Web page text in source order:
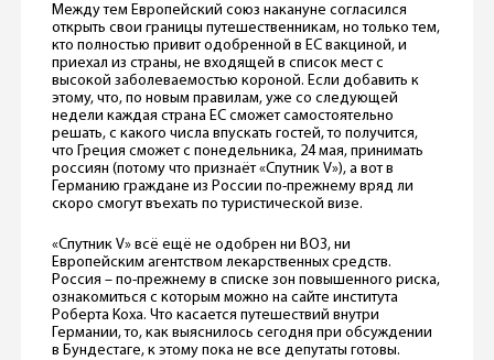
Между тем Европейский союз накануне согласился
открыть свои границы путешественникам, но только тем,
кто полностью привит одобренной в ЕС вакциной, и
приехал из страны, не входящей в список мест с
высокой заболеваемостью короной. Если добавить к
этому, что, по новым правилам, уже со следующей
недели каждая страна ЕС сможет самостоятельно
решать, с какого числа впускать гостей, то получится,
что Греция сможет с понедельника, 24 мая, принимать
россиян (потому что признаёт «Спутник V»), а вот в
Германию граждане из России по-прежнему вряд ли
скоро смогут въехать по туристической визе.
«Спутник V» всё ещё не одобрен ни ВОЗ, ни
Европейским агентством лекарственных средств.
Россия – по-прежнему в списке зон повышенного риска,
ознакомиться с которым можно на сайте института
Роберта Коха. Что касается путешествий внутри
Германии, то, как выяснилось сегодня при обсуждении
в Бундестаге, к этому пока не все депутаты готовы.